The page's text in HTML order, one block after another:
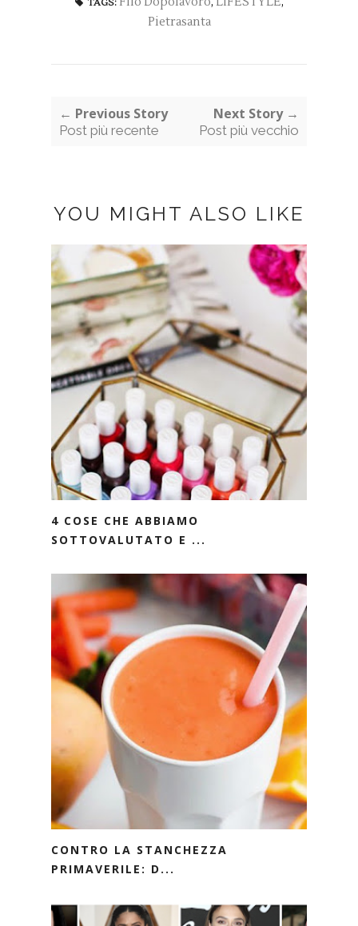
TAGS:
Pietrasanta
← Previous Story
Post più recente
Next Story →
Post più vecchio
YOU MIGHT ALSO LIKE
4 COSE CHE ABBIAMO
SOTTOVALUTATO E ...
CONTRO LA STANCHEZZA
PRIMAVERILE: D...